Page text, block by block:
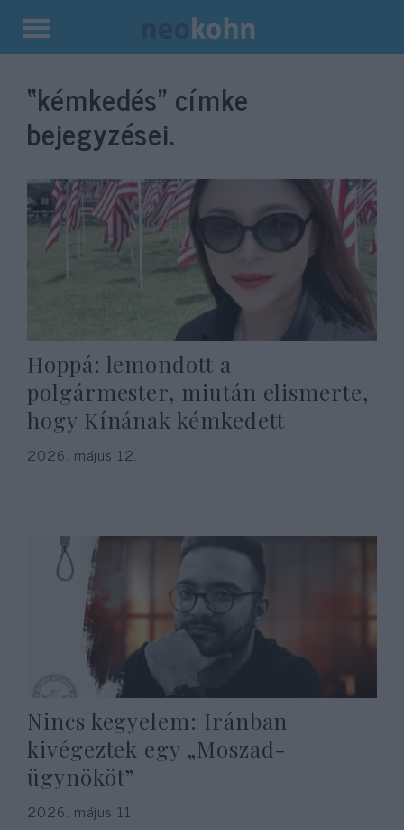
Kilépés
tartalomba
“kémkedés” címke
bejegyzései.
Hoppá: lemondott a
polgármester, miután elismerte,
hogy Kínának kémkedett
2026. május 12.
Nincs kegyelem: Iránban
kivégeztek egy „Moszad-
ügynököt”
2026. május 11.